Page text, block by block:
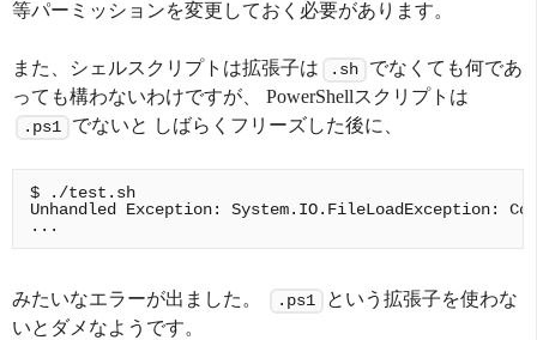
等パーミッションを変更しておく必要があります。
また、シェルスクリプトは拡張子は .sh
でなくても何であ
っても構わないわけですが、 PowerShellスクリプトは
.ps1 でないと しばらくフリーズした後に、
$ ./test.sh
Unhandled Exception:
みたいなエラーが出ました。 .ps1
という拡張子を使わな
いとダメなようです。